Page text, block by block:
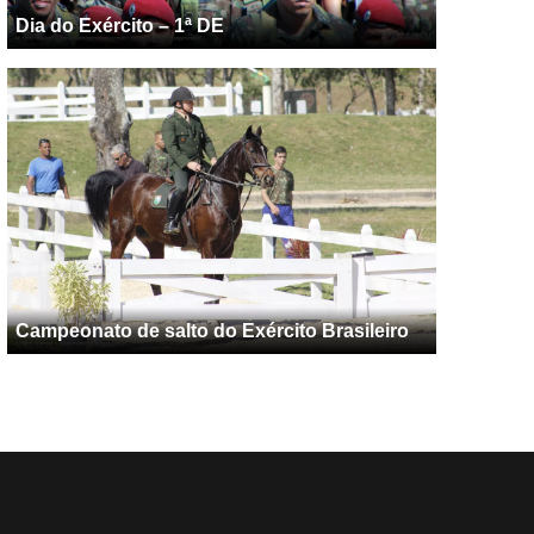
Dia do Exército – 1ª DE
Campeonato de salto do Exército Brasileiro